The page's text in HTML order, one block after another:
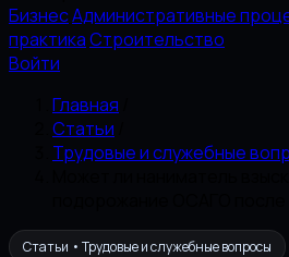
БизнесАдминистративные
практикаСтроительство
Войти
Главная
Статьи
Трудовые и служебные
Статьи • Трудовые и служебные вопросы